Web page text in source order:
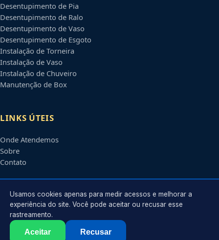
Desentupimento de Pia
Desentupimento de Ralo
Desentupimento de Vaso
Desentupimento de Esgoto
Instalação de Torneira
Instalação de Vaso
Instalação de Chuveiro
Manutenção de Box
LINKS ÚTEIS
Onde Atendemos
Sobre
Contato
CONTATO
Atendimento em
contato@encanadorescampinas.com.br
Usamos cookies apenas para medir acessos e melhorar a
experiência do site. Você pode aceitar ou recusar esse
rastreamento.
Aceitar Recusar